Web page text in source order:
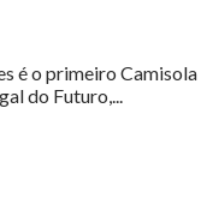
é o primeiro Camisola
do Futuro,...